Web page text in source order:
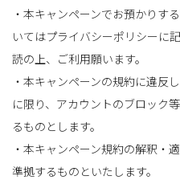
・本キャンペーンでお預かりす
いてはプライバシーポリシーに
読の上、ご利用願います。
・本キャンペーンの規約に違反
に限り、アカウントのブロック
るものとします。
・本キャンペーン規約の解釈・
準拠するものといたします。